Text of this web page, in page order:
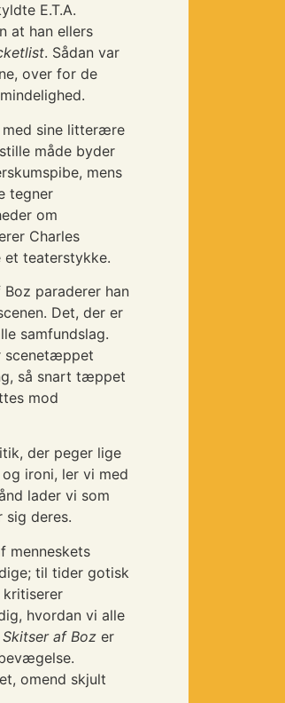
E.T.A.
at han ellers
. Sådan var
over for de
med sine litterære
måde byder
mens
tegner
om
Charles
teaterstykke.
paraderer han
Det, der er
samfundslag.
scenetæppet
så snart tæppet
mod
der peger lige
ironi, ler vi med
lader vi som
sig deres.
menneskets
til tider gotisk
hvordan vi alle
Skitser af Boz er
omend skjult